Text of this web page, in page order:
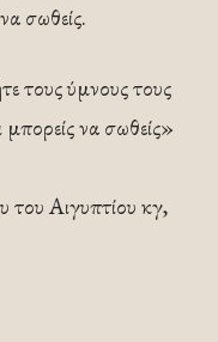
σωθείς.
τους ύμνους τους
μπορείς να σωθείς»
του Αιγυπτίου κγ,